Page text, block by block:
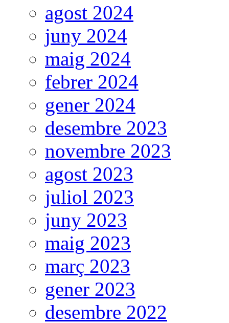
agost 2024
juny 2024
maig 2024
febrer 2024
gener 2024
desembre 2023
novembre 2023
agost 2023
juliol 2023
juny 2023
maig 2023
març 2023
gener 2023
desembre 2022